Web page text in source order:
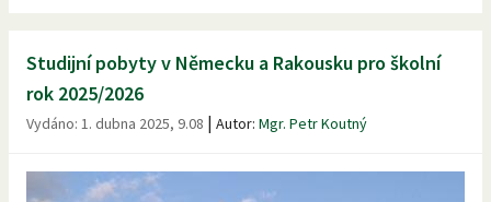
Studijní pobyty v Německu a Rakousku pro školní
rok 2025/2026
Vydáno: 1. dubna 2025, 9.08 | Autor: Mgr. Petr Koutný